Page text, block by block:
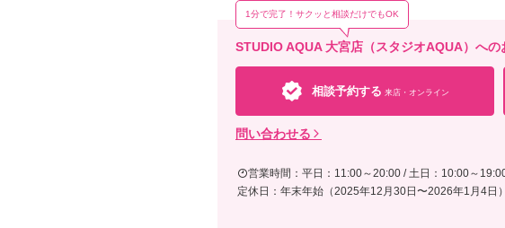
STUDIO AQUA 大宮店（スタジオAQUA）への
1分で完了！サクッと相談だけでもOK
相談予約する 来店・オンライン
問い合わせる
営業時間：平日：11:00～20:00 / 土日：10:00～
定休日：年末年始（2025年12月30日〜2026年1月4日）